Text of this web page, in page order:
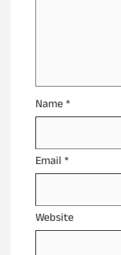
Name*
Email *
Website